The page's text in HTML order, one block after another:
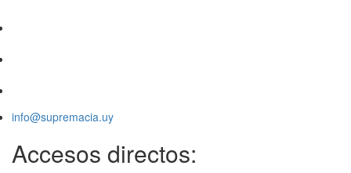
info@supremacia.uy
Accesos directos: